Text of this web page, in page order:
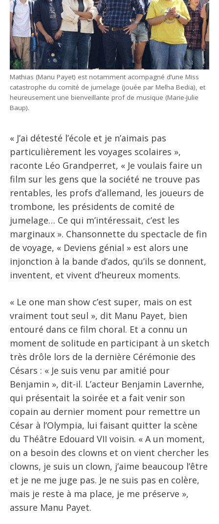
Mathias (Manu Payet) est notamment acompagné d’une Miss
catastrophe du comité de jumelage (jouée par Melha Bedia), et
heureusement une bienveillante prof de musique (Marie-Julie
Baup).
« J’ai détesté l’école et je n’aimais pas
particulièrement les voyages scolaires »,
raconte Léo Grandperret, « Je voulais faire un
film sur les gens que la société ne trouve pas
rentables, les profs d’allemand, les joueurs de
trombone, les présidents de comité de
jumelage… Ce qui m’intéressait, c’est les
marginaux ». Chansonnette du spectacle de fin
de voyage, « Deviens génial » est alors une
injonction à la bande d’ados, qu’ils se donnent,
inventent, et vivent d’heureux moments.
« Le one man show c’est super, mais on est
vraiment tout seul », dit Manu Payet, bien
entouré dans ce film choral. Et a connu un
moment de solitude en participant à un sketch
très drôle lors de la dernière Cérémonie des
Césars : « Je suis venu par amitié pour
Benjamin », dit-il. L’acteur Benjamin Lavernhe,
qui présentait la soirée et a fait venir son
copain au dernier moment pour remettre un
César à l’Olympia, lui faisant quitter la scène
du Théâtre Edouard VII voisin. « A un moment,
on a besoin des clowns et on vient chercher les
clowns, je suis un clown, j’aime beaucoup l’être
et je ne me juge pas. Je ne suis pas en colère,
mais je reste à ma place, je me préserve »,
assure Manu Payet.